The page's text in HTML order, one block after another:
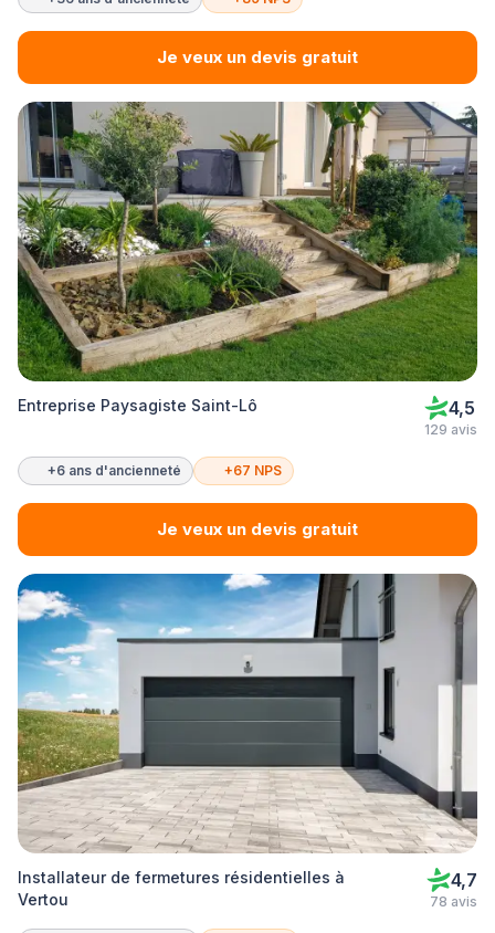
Je veux un devis gratuit
Entreprise Paysagiste Saint-Lô 4,5
129 avis
+6 ans d'ancienneté +67 NPS
Je veux un devis gratuit
Installateur de fermetures résidentielles à
Vertou
4,7
78 avis